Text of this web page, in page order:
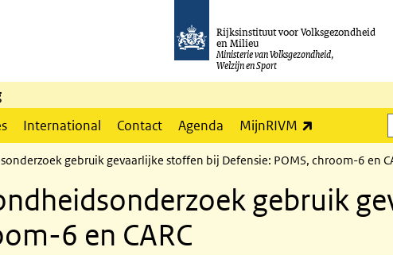
Rijksinstituut voor Volksgezondheid
en Milieu
Ministerie van Volksgezondheid,
Welzijn en Sport
International Contact Agenda MijnRIVM
gebruik gevaarlijke stoffen bij Defensie: POMS, chroom-6 en
gebruik
6 en CARC